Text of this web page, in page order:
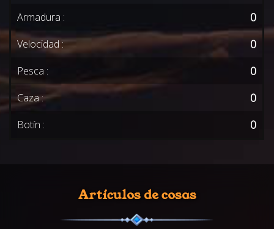
Armadura : 0
Velocidad : 0
Pesca : 0
Caza : 0
Botín : 0
Artículos de cosas